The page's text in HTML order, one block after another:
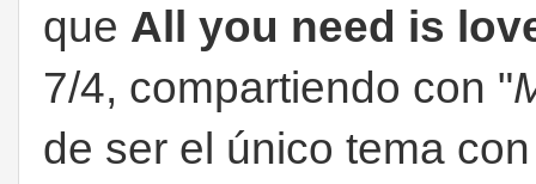
que All you need is
7/4, compartiendo con "
de ser el único tema